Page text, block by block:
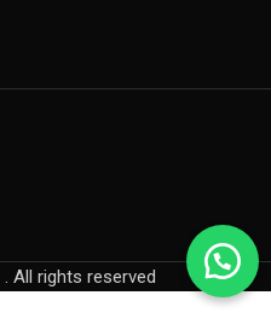
. All rights reserved